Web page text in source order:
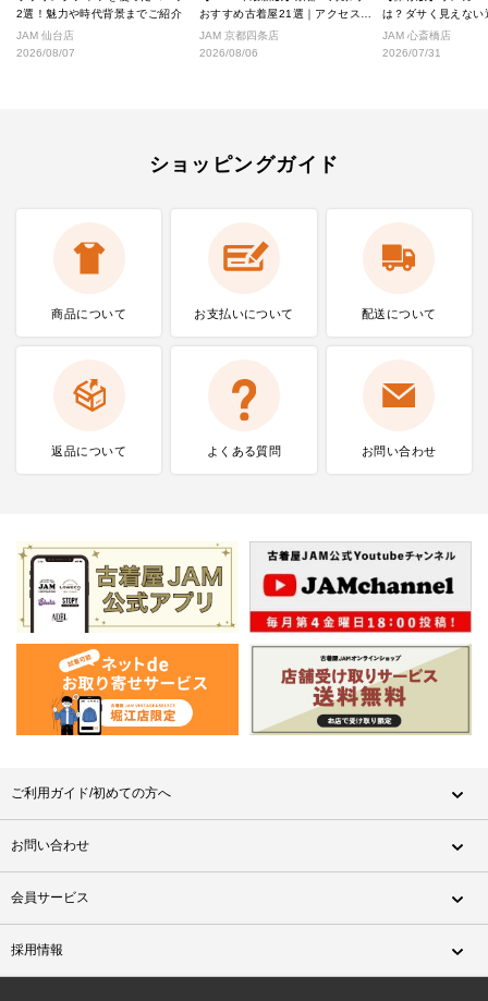
2選！魅力や時代背景までご紹介
JAM 仙台店
2026/08/07
おすすめ古着屋21選｜アクセス良
好な絶対行くべきショップ厳選！
JAM 京都四条店
2026/08/06
は？ダサく見えない
なし完全ガイド
JAM 心斎橋店
2026/07/31
ショッピングガイド
商品について お支払いについて 配送について
返品について よくある質問 お問い合わせ
ご利用ガイド/初めての方へ
お問い合わせ
会員サービス
採用情報